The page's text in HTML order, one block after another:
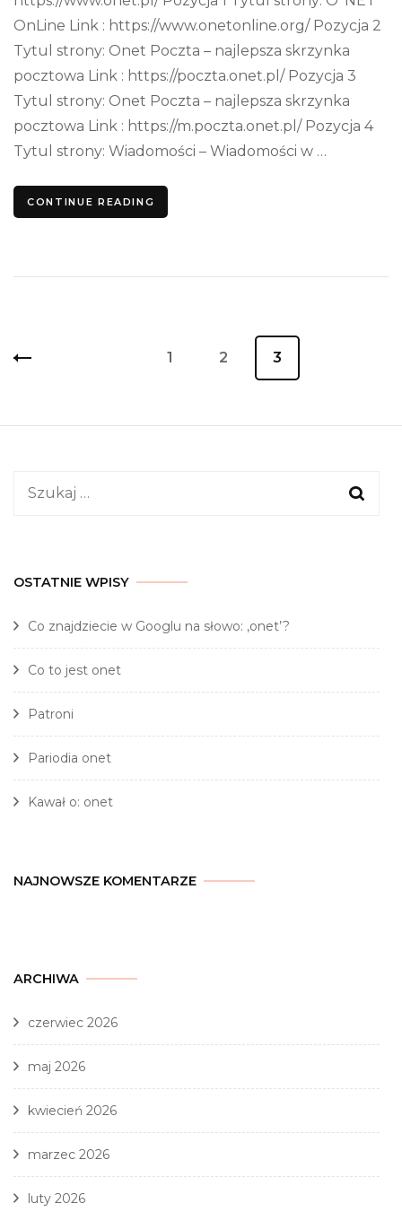
OnLine Link : https://www.onetonline.org/ Pozycja 2
Tytul strony: Onet Poczta – najlepsza skrzynka
pocztowa Link : https://poczta.onet.pl/ Pozycja 3
Tytul strony: Onet Poczta – najlepsza skrzynka
pocztowa Link : https://m.poczta.onet.pl/ Pozycja 4
Tytul strony: Wiadomości – Wiadomości w …
CONTINUE READING
Page
1 Page
2 Page
3
Szukaj:
OSTATNIE WPISY
Co znajdziecie w Googlu na słowo: ‚onet’?
Co to jest onet
Patroni
Pariodia onet
Kawał o: onet
NAJNOWSZE KOMENTARZE
ARCHIWA
czerwiec 2026
maj 2026
kwiecień 2026
marzec 2026
luty 2026